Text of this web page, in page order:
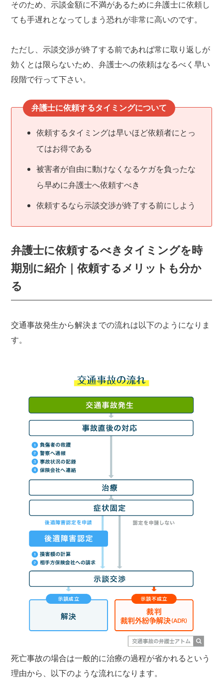
そのため、示談金額に不満があるために弁護士に依頼し
ても手遅れとなってしまう恐れが非常に高いのです。
ただし、示談交渉が終了する前であれば常に取り返しが
効くとは限らないため、弁護士への依頼はなるべく早い
段階で行って下さい。
弁護士に依頼するタイミングについて
依頼するタイミングは早いほど依頼者にとっ
てはお得である
被害者が自由に動けなくなるケガを負ったな
ら早めに弁護士へ依頼すべき
依頼するなら示談交渉が終了する前にしよう
弁護士に依頼するべきタイミングを時
期別に紹介｜依頼するメリットも分か
る
交通事故発生から解決までの流れは以下のようになりま
す。
死亡事故の場合は一般的に治療の過程が省かれるという
理由から、以下のような流れになります。